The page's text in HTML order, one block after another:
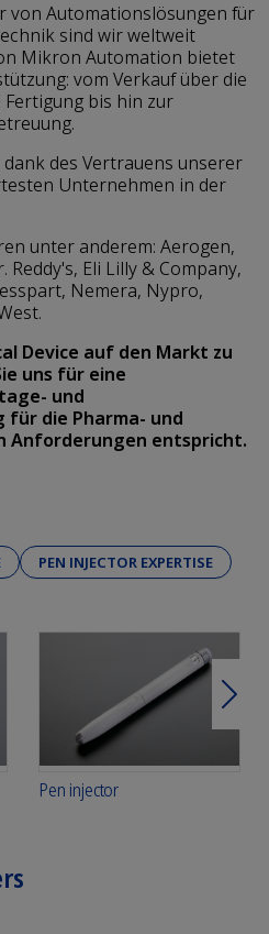
von Automationslösungen für
sind wir weltweit
Mikron Automation bietet
vom Verkauf über die
bis hin zur
des Vertrauens unserer
Unternehmen in der
unter anderem: Aerogen,
Eli Lilly & Company,
Nemera, Nypro,
Device auf den Markt zu
uns für eine
und
die Pharma- und
Anforderungen entspricht.
PEN INJECTOR EXPERTISE
Pen injector